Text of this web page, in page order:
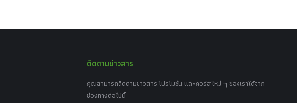
ติดตามข่าวสาร
คุณสามารถติดตามข่าวสาร โปรโมชั่น และคอร์สใหม่ ๆ ของเราได้จาก
ช่องทางต่อไปนี้